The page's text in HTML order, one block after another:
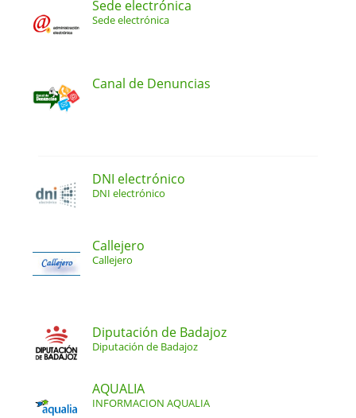
Sede electrónica
Sede electrónica
Canal de Denuncias
DNI electrónico
DNI electrónico
Callejero
Callejero
Diputación de Badajoz
Diputación de Badajoz
AQUALIA
INFORMACION AQUALIA